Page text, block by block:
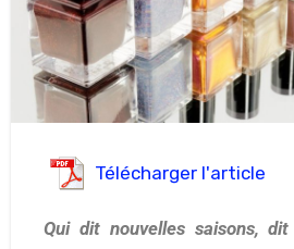
Télécharger l'article
Qui dit nouvelles saisons, dit nouvelles teintes.